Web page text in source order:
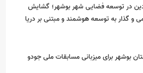
در توسعه فضایی شهر بوشهر؛ گشایش
و گذار به توسعه هوشمند و مبتنی بر دریا
بوشهر برای میزبانی مسابقات ملی جودو